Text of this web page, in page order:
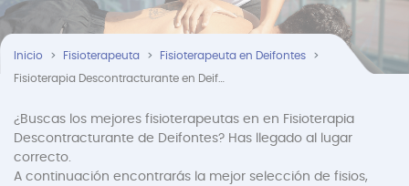
Inicio Fisioterapeuta Fisioterapeuta en Deifontes
¿Buscas los mejores fisioterapeutas en en Fisioterapia
Descontracturante de Deifontes? Has llegado al lugar
correcto.
A continuación encontrarás la mejor selección de fisios,